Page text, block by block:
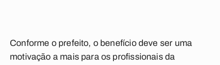
Conforme o prefeito, o benefício deve ser uma
motivação a mais para os profissionais da